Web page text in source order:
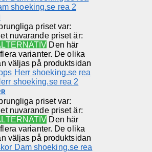
priset var:
nuvarande priset är:
Den här
varianter. De olika
väljas på produktsidan
priset var:
nuvarande priset är:
Den här
varianter. De olika
väljas på produktsidan